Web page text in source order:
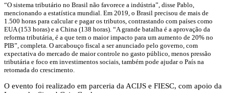
“O sistema tributário no Brasil não favorece a indústria”, disse Pablo,
mencionando a estatística mundial. Em 2019, o Brasil precisou de mais de
1.500 horas para calcular e pagar os tributos, contrastando com países como
EUA (153 horas) e a China (138 horas). “A grande batalha é a aprovação da
reforma tributária, é a que tem o maior impacto para um aumento de 20% no
PIB”, completa. O arcabouço fiscal a ser anunciado pelo governo, com
expectativa do mercado de maior controle no gasto público, menos pressão
tributária e foco em investimentos sociais, também pode ajudar o País na
retomada do crescimento.
O evento foi realizado em parceria da ACIJS e FIESC, com apoio da